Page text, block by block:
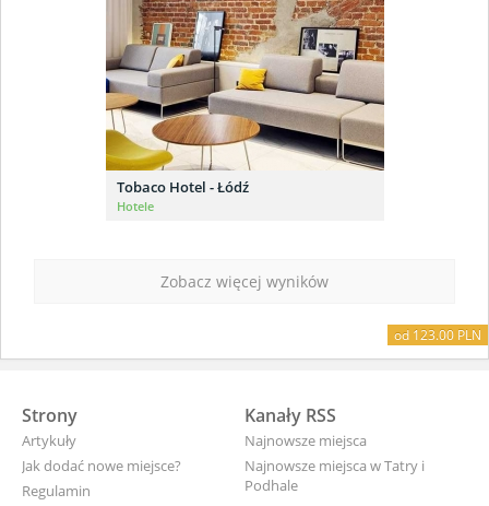
od 25.00 PLN
od 35.00 PLN
od 55.00 PLN
od 90.00 PLN
od 28.00 PLN
od 50.00 PLN
od 123.00 PLN
Tobaco Hotel - Łódź
Hotele
Zobacz więcej wyników
Strony
Artykuły
Jak dodać nowe miejsce?
Regulamin
Kanały RSS
Najnowsze miejsca
Najnowsze miejsca w Tatry i
Podhale